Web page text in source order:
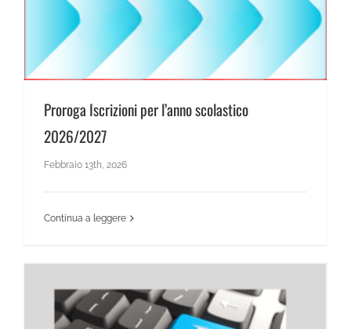
Proroga Iscrizioni per l’anno scolastico
2026/2027
Febbraio 13th, 2026
Continua a leggere